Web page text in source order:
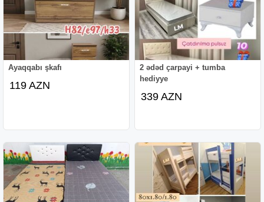
Ayaqqabı şkafı
119 AZN
2 ədəd çarpayi + tumba
hediyye
339 AZN